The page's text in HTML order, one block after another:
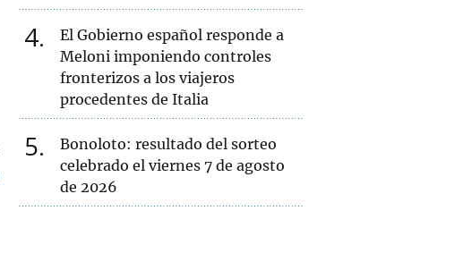
4
El Gobierno español responde a
Meloni imponiendo controles
fronterizos a los viajeros
procedentes de Italia
5
Bonoloto: resultado del sorteo
celebrado el viernes 7 de agosto
de 2026